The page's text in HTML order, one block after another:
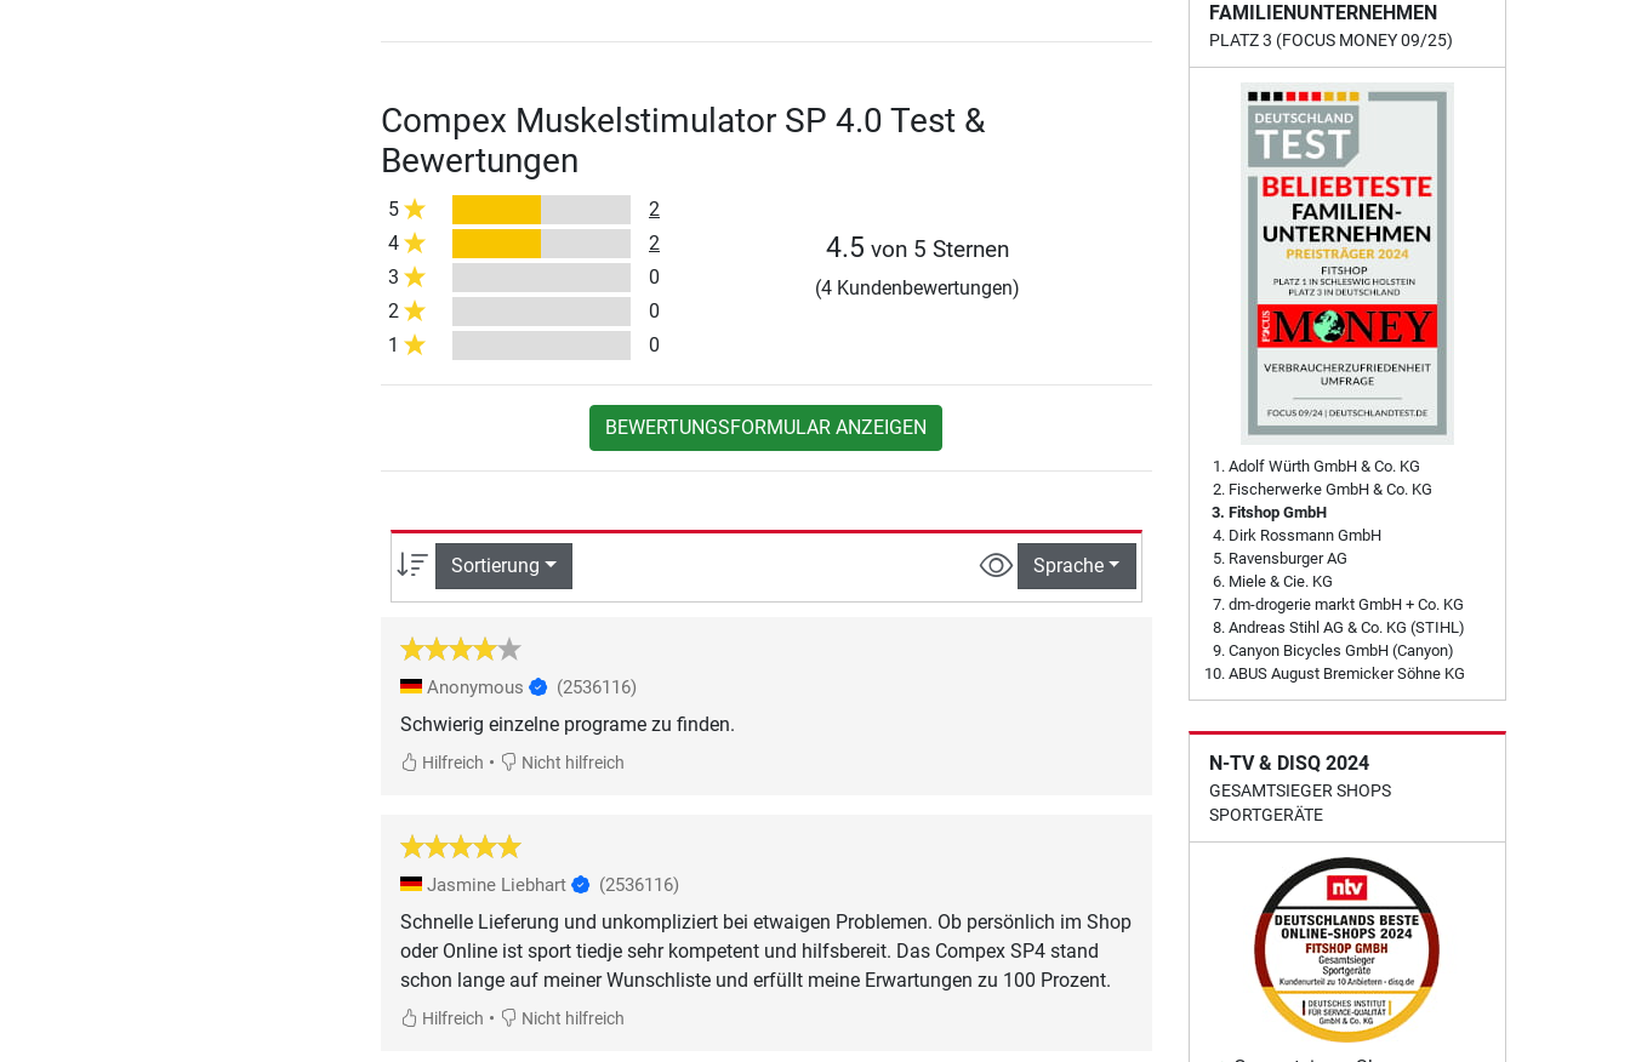
Compex Muskelstimulator SP 4.0 Test &
Bewertungen
5
2
4
2
3
0
2
0
1
0
4.5 von 5 Sternen
(4 Kundenbewertungen)
BEWERTUNGSFORMULAR ANZEIGEN
Sortierung Sprache
Anonymous (2536116)
Schwierig einzelne programe zu finden.
Hilfreich • Nicht hilfreich
Jasmine Liebhart (2536116)
Schnelle Lieferung und unkompliziert bei etwaigen Problemen. Ob persönlich im Shop
oder Online ist sport tiedje sehr kompetent und hilfsbereit. Das Compex SP4 stand
schon lange auf meiner Wunschliste und erfüllt meine Erwartungen zu 100 Prozent.
Hilfreich • Nicht hilfreich
FAMILIENUNTERNEHMEN
PLATZ 3 (FOCUS MONEY 09/25)
Adolf Würth GmbH & Co. KG
Fischerwerke GmbH & Co. KG
Fitshop GmbH
Dirk Rossmann GmbH
Ravensburger AG
Miele & Cie. KG
dm-drogerie markt GmbH + Co. KG
Andreas Stihl AG & Co. KG (STIHL)
Canyon Bicycles GmbH (Canyon)
ABUS August Bremicker Söhne KG
N-TV & DISQ 2024
GESAMTSIEGER SHOPS
SPORTGERÄTE